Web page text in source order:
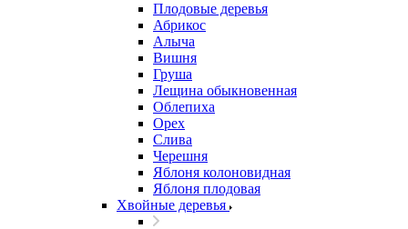
Плодовые деревья
Абрикос
Алыча
Вишня
Груша
Лещина обыкновенная
Облепиха
Орех
Слива
Черешня
Яблоня колоновидная
Яблоня плодовая
Хвойные деревья